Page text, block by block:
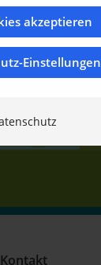
Kontakt
akzeptieren
Einstellungen